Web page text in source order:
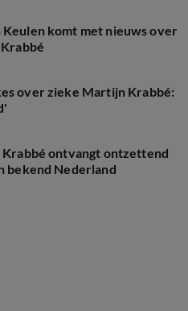
Keulen komt met nieuws over
over zieke Martijn Krabbé:
ontvangt ontzettend
bekend Nederland